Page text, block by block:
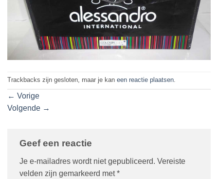
Trackbacks zijn gesloten, maar je kan een reactie plaatsen.
← Vorige
Volgende →
Geef een reactie
Je e-mailadres wordt niet gepubliceerd. Vereiste
velden zijn gemarkeerd met*